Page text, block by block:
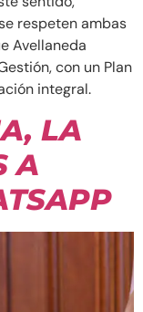
respeten ambas
Avellaneda
con un Plan
integral.
LA
A